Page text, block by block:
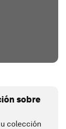
sobre
colección